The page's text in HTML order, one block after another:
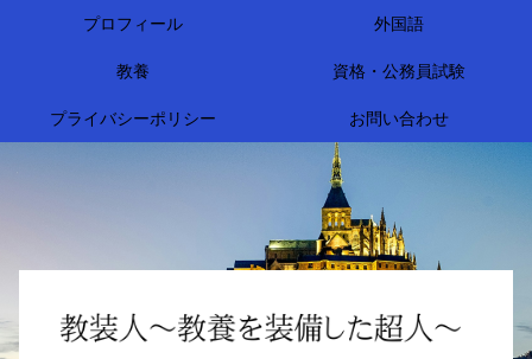
プロフィール 外国語
教養 資格・公務員試験
プライバシーポリシー お問い合わせ